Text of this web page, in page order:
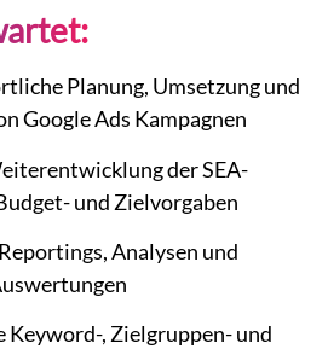
Planung, Umsetzung und
Google Ads Kampagnen
der SEA-
und Zielvorgaben
Analysen und
, Zielgruppen- und